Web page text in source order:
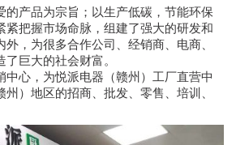
的产品为宗旨；以生产低碳，节能环保
紧把握市场命脉，组建了强大的研发和
，为很多合作公司、经销商、电商、
巨大的社会财富。
中心，为悦派电器（赣州）工厂直营中
）地区的招商、批发、零售、培训、